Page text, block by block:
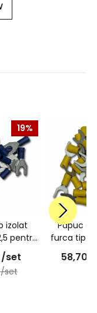
19%
izolat
pentru
-
set
/set
/set
Papuc
furca tip
58,70